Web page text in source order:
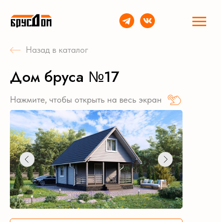
Назад в каталог
Нажмите, чтобы открыть на весь экран
Дом бруса №17